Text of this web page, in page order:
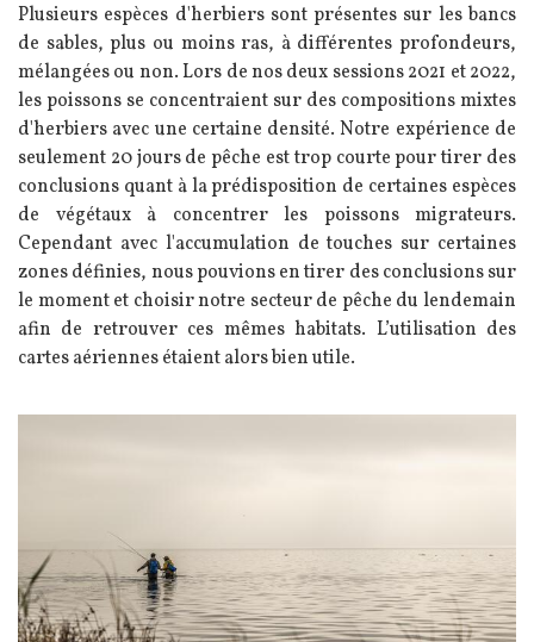
Plusieurs espèces d'herbiers sont présentes sur les bancs
de sables, plus ou moins ras, à différentes profondeurs,
mélangées ou non. Lors de nos deux sessions 2021 et 2022,
les poissons se concentraient sur des compositions mixtes
d'herbiers avec une certaine densité. Notre expérience de
seulement 20 jours de pêche est trop courte pour tirer des
conclusions quant à la prédisposition de certaines espèces
de végétaux à concentrer les poissons migrateurs.
Cependant avec l'accumulation de touches sur certaines
zones définies, nous pouvions en tirer des conclusions sur
le moment et choisir notre secteur de pêche du lendemain
afin de retrouver ces mêmes habitats. L’utilisation des
cartes aériennes étaient alors bien utile.